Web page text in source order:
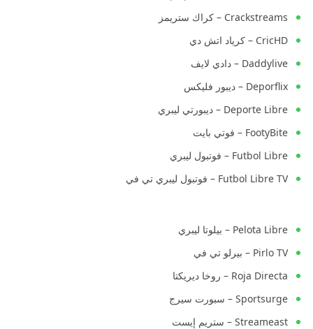
Crackstreams – كراك ستريمز
CricHD – كرياد اتش دي
Daddylive – دادي لايف
Deporflix – ديبور فليكس
Deporte Libre – ديبورتي ليبري
FootyBite – فوتي بايت
Futbol Libre – فوتبول ليبري
Futbol Libre TV – فوتبول ليبري تي في
Pelota Libre – بيلوتا ليبري
Pirlo TV – بيرلو تي في
Roja Directa – روخا ديريكتا
Sportsurge – سبورت سيرج
Streameast – ستريم إيست